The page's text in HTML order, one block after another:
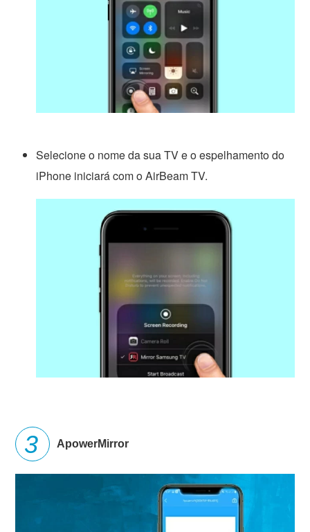
Selecione o nome da sua TV e o espelhamento do
iPhone iniciará com o AirBeam TV.
ApowerMirror